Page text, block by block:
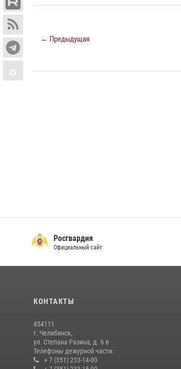
← Предыдущая
Росгвардия
Официальный сайт
КОНТАКТЫ
454111
г. Челябинск,
ул. Степана Разина, д. 6 в
Телефоны дежурной части:
+ 7 (351) 233-14-00